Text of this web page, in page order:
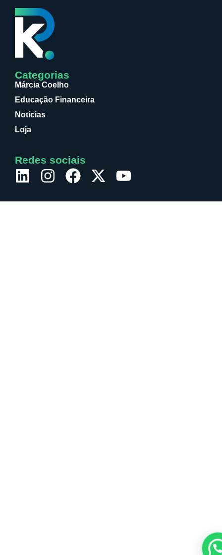
Categorias
Márcia Coelho
Educação Financeira
Noticias
Loja
Redes sociais